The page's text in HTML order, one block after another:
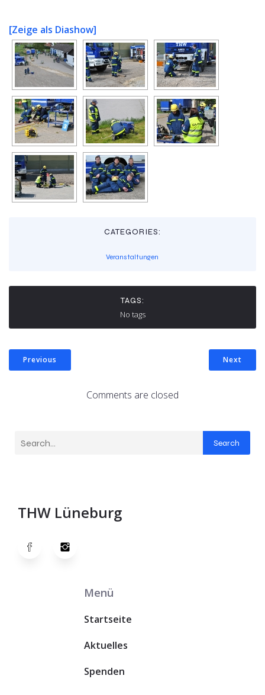
[Zeige als Diashow]
CATEGORIES:
Veranstaltungen
TAGS:
No tags
Previous Next
Comments are closed
Search
THW Lüneburg
Menü
Startseite
Aktuelles
Spenden